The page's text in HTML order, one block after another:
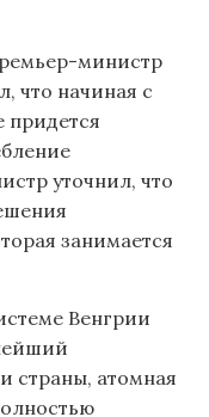
министр
что начиная с
придется
уточнил, что
занимается
Венгрии
страны, атомная